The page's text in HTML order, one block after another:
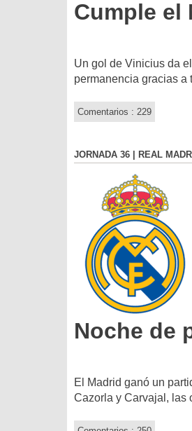
Cumple el
Un gol de Vinicius da
permanencia gracias a
Comentarios : 229
JORNADA 36 | REAL
Noche de
El Madrid ganó un
Cazorla y Carvajal, las